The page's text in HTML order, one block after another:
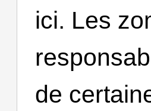
ici. Les
de